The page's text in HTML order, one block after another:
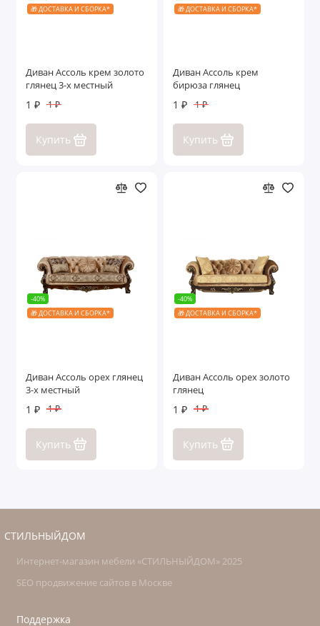
🎁 ДОСТАВКА И СБОРКА*
Диван Ассоль крем золото
глянец 3-х местный
1 ₽ 1 ₽
Купить
🎁 ДОСТАВКА И СБОРКА*
Диван Ассоль крем
бирюза глянец
1 ₽ 1 ₽
Купить
-40%
🎁 ДОСТАВКА И СБОРКА*
Диван Ассоль орех глянец
3-х местный
1 ₽ 1 ₽
Купить
-40%
🎁 ДОСТАВКА И СБОРКА*
Диван Ассоль орех золото
глянец
1 ₽ 1 ₽
Купить
СТИЛЬНЫЙДОМ
Интернет-магазин мебели «СТИЛЬНЫЙДОМ» 2025
SEO продвижение сайтов в Москве
Поддержка